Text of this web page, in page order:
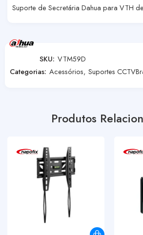
Suporte de Secretária Dahua para VTH
SKU: VTM59D
Categorias: Acessórios, Suportes CCTV
Produtos